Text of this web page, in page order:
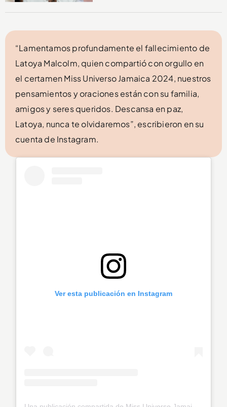
“Lamentamos profundamente el fallecimiento de
Latoya Malcolm, quien compartió con orgullo en
el certamen Miss Universo Jamaica 2024, nuestros
pensamientos y oraciones están con su familia,
amigos y seres queridos. Descansa en paz,
Latoya, nunca te olvidaremos”, escribieron en su
cuenta de Instagram.
Ver esta publicación en Instagram